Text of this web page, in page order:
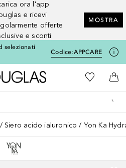
ora l'app
e ricevi
offerte
e sconti
MOSTRA
selezionati
Codice:APPCARE
A Douglas HomeAlla Mia
Al
Siero acido ialuronico Yon Ka